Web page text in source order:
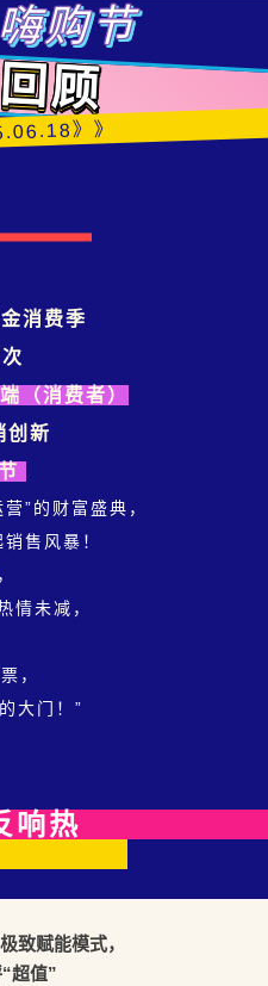
购节
顾
》》
消费季
（消费者）
创新
”的财富盛典，
售风暴！
情未减，
，
大门！”
响热
致赋能模式，
超值”